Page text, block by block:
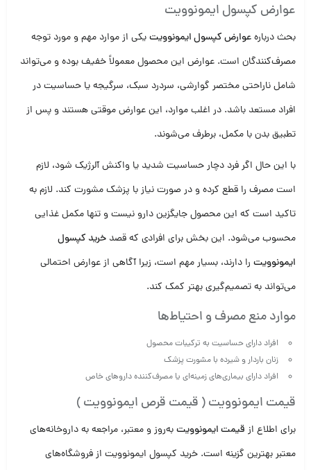
عوارض کپسول ایمونوویت
بحث دربارهعوارض کپسول ایمونوویتیکی از موارد مهم و مورد توجه
مصرف‌کنندگان است. عوارض این محصول معمولاً خفیف بوده و می‌تواند
شامل ناراحتی مختصر گوارشی، سردرد سبک، سرگیجه یا حساسیت در
افراد مستعد باشد. در اغلب موارد، این عوارض موقتی هستند و پس از
تطبیق بدن با مکمل، برطرف می‌شوند.
با این حال اگر فرد دچار حساسیت شدید یا واکنش آلرژیک شود، لازم
است مصرف را قطع کرده و در صورت نیاز با پزشک مشورت کند. لازم به
تاکید است که این محصول جایگزین دارو نیست و تنها مکمل غذایی
محسوب می‌شود. این بخش برای افرادی که قصد خرید کپسول
ایمونوویت را دارند، بسیار مهم است، زیرا آگاهی از عوارض احتمالی
می‌تواند به تصمیم‌گیری بهتر کمک کند.
موارد منع مصرف و احتیاط‌ها
افراد دارای حساسیت به ترکیبات محصول
زنان باردار و شیرده با مشورت پزشک
افراد دارای بیماری‌های زمینه‌ای یا مصرف‌کننده داروهای خاص
قیمت ایمونوویت ( قیمت قرص ایمونوویت )
برای اطلاع از قیمت ایمونوویتبه‌روز و معتبر، مراجعه به داروخانه‌های
معتبر بهترین گزینه است. خرید کپسول ایمونوویت از فروشگاه‌های